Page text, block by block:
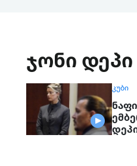
ჯონი დეპი
ᲙᲣᲑᲘ